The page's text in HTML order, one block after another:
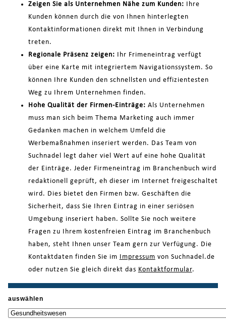
Zeigen Sie als Unternehmen Nähe zum Kunden: Ihre
Kunden können durch die von Ihnen hinterlegten
Kontaktinformationen direkt mit Ihnen in Verbindung
treten.
Regionale Präsenz zeigen: Ihr Frimeneintrag verfügt
über eine Karte mit integriertem Navigationssystem. So
können Ihre Kunden den schnellsten und effizientesten
Weg zu Ihrem Unternehmen finden.
Hohe Qualität der Firmen-Einträge: Als Unternehmen
muss man sich beim Thema Marketing auch immer
Gedanken machen in welchem Umfeld die
Werbemaßnahmen inseriert werden. Das Team von
Suchnadel legt daher viel Wert auf eine hohe Qualität
der Einträge. Jeder Firmeneintrag im Branchenbuch wird
redaktionell geprüft, eh dieser im Internet freigeschaltet
wird. Dies bietet den Firmen bzw. Geschäften die
Sicherheit, dass Sie Ihren Eintrag in einer seriösen
Umgebung inseriert haben. Sollte Sie noch weitere
Fragen zu Ihrem kostenfreien Eintrag im Branchenbuch
haben, steht Ihnen unser Team gern zur Verfügung. Die
Kontaktdaten finden Sie im
Impressum von Suchnadel.de
oder nutzen Sie gleich direkt das Kontaktformular.
auswählen